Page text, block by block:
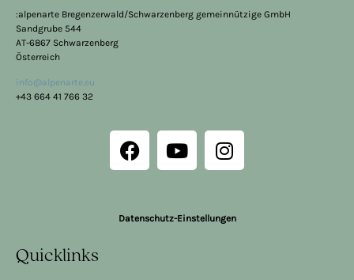
:alpenarte Bregenzerwald/Schwarzenberg gemeinnützige GmbH
Sandgrube 544
AT-6867 Schwarzenberg
Österreich
info@alpenarte.eu
+43 664 41 766 32
Datenschutz-Einstellungen
Quicklinks